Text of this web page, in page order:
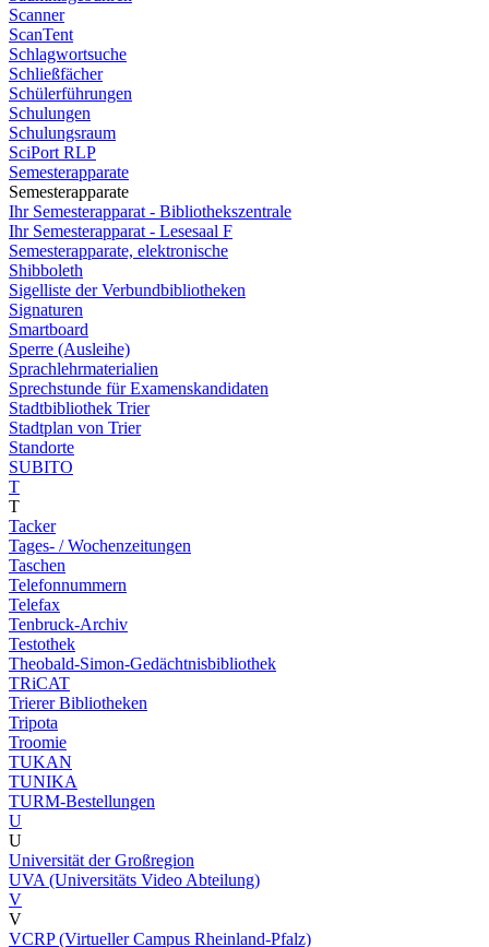
Scanner
ScanTent
Schlagwortsuche
Schließfächer
Schülerführungen
Schulungen
Schulungsraum
SciPort RLP
Semesterapparate
Semesterapparate
Ihr Semesterapparat - Bibliothekszentrale
Ihr Semesterapparat - Lesesaal F
Semesterapparate, elektronische
Shibboleth
Sigelliste der Verbundbibliotheken
Signaturen
Smartboard
Sperre (Ausleihe)
Sprachlehrmaterialien
Sprechstunde für Examenskandidaten
Stadtbibliothek Trier
Stadtplan von Trier
Standorte
SUBITO
T
T
Tacker
Tages- / Wochenzeitungen
Taschen
Telefonnummern
Telefax
Tenbruck-Archiv
Testothek
Theobald-Simon-Gedächtnisbibliothek
TRiCAT
Trierer Bibliotheken
Tripota
Troomie
TUKAN
TUNIKA
TURM-Bestellungen
U
U
Universität der Großregion
UVA (Universitäts Video Abteilung)
V
V
VCRP (Virtueller Campus Rheinland-Pfalz)